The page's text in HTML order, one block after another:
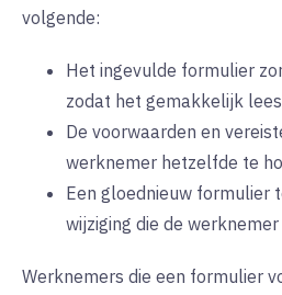
volgende:
Het ingevulde formulier
zodat het gemakkelijk
De voorwaarden en
werknemer hetzelfde te
Een gloednieuw formulier
wijziging die de
Werknemers die een formulier